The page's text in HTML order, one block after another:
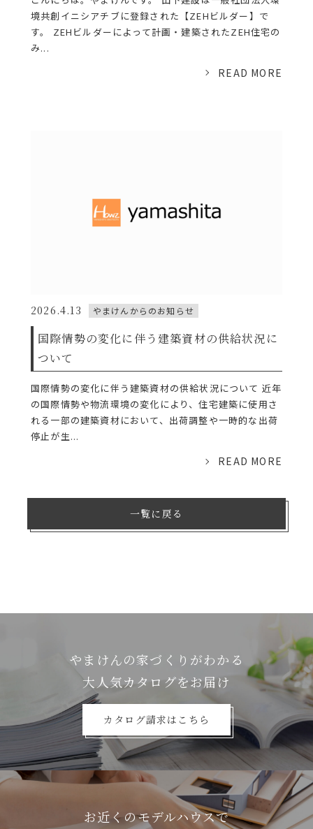
境共創イニシアチブに登録された【ZEHビルダー】で
す。 ZEHビルダーによって計画・建築されたZEH住宅の
み...
READ MORE
2026.4.13 やまけんからのお知らせ
国際情勢の変化に伴う建築資材の供給状況に
ついて
国際情勢の変化に伴う建築資材の供給状況について 近年
の国際情勢や物流環境の変化により、住宅建築に使用さ
れる一部の建築資材において、出荷調整や一時的な出荷
停止が生...
READ MORE
一覧に戻る
やまけんの家づくりがわかる
⼤⼈気カタログをお届け
カタログ請求はこちら
お近くのモデルハウスで